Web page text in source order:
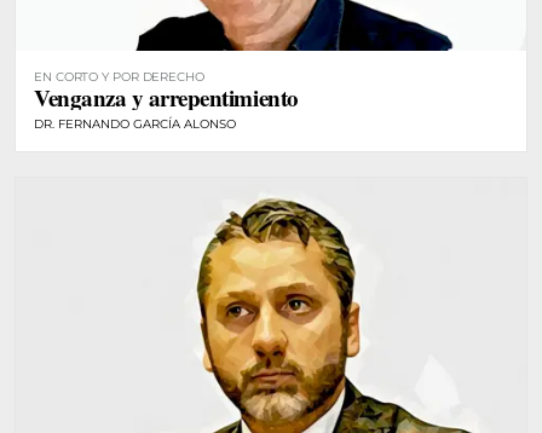
EN CORTO Y POR DERECHO
Venganza y arrepentimiento
DR. FERNANDO GARCÍA ALONSO